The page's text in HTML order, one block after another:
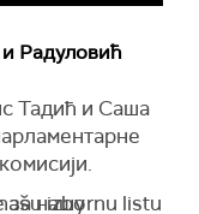
Радуловић
Тадић и Саша
за нашуizbornu listu